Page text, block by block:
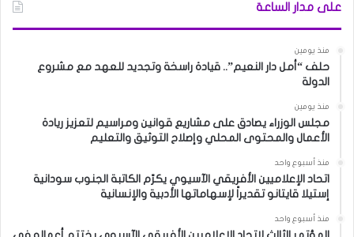
على مدار الساعة
منذ يومين
حلف “أمل دار النعيم”.. قيادة راسخة وتجديد للعهد مع مشروع
الدولة
منذ يومين
مجلس الوزراء يصادق على مشاريع قوانين ومراسيم لتعزيز ريادة
الأعمال والمحتوى المحلي وإصلاح التوثيق والتعليم
منذ أسبوع واحد
اتحاد الإعلاميين الأفريقي الآسيوي يكرّم الكاتبة الجنوب سودانية
إستيلا قايتانو تقديراً لإسهاماتها الأدبية والإنسانية
منذ أسبوع واحد